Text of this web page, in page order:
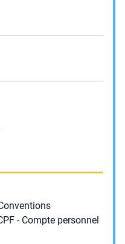
- Compte personnel